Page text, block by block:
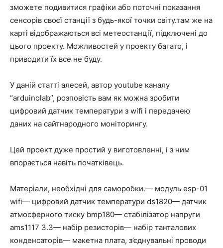
зможете подивитися графіки або поточні показання
сенсорів своєї станції з будь-якої точки світу.там же на
карті відображаються всі метеостанції, підключені до
цього проекту. Можливостей у проекту багато, і
приводити їх все не буду.
У даній статті алесей, автор youtube каналу
“arduinolab”, розповість вам як можна зробити
цифровий датчик температури з wifi і передачею
даних на сайтнародного моніторингу.
Цей проект дуже простий у виготовленні, і з ним
впорається навіть початківець.
Матеріали, необхідні для саморобки.— модуль esp-01
wifi— цифровий датчик температури ds1820— датчик
атмосферного тиску bmp180— стабілізатор напруги
ams1117 3.3— набір резисторів— набір танталових
конденсаторів— макетна плата, з’єднувальні проводи